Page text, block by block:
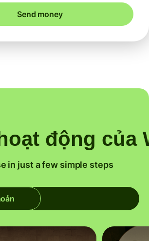
Send money
động của
in just a few simple steps